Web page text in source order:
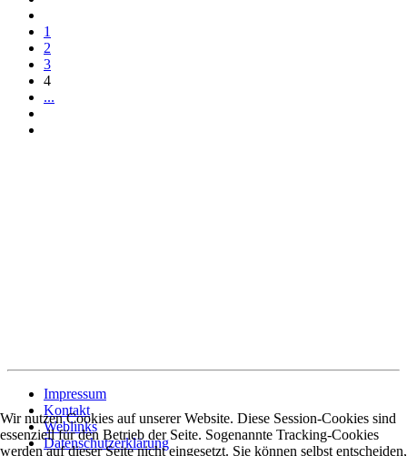
1
2
3
4
...
Impressum
Kontakt
Weblinks
Datenschutzerklärung
Wir nutzen Cookies auf unserer Website. Diese Session-Cookies sind
essenziell für den Betrieb der Seite. Sogenannte Tracking-Cookies
werden auf dieser Seite nicht eingesetzt. Sie können selbst entscheiden,